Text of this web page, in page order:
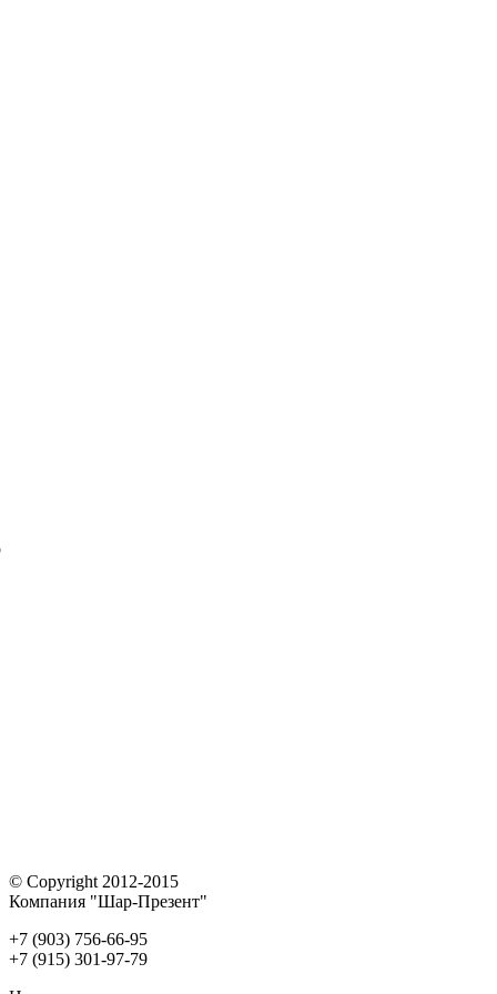
© Copyright 2012-2015
Компания "Шар-Презент"
+7 (903) 756-66-95
+7 (915) 301-97-79